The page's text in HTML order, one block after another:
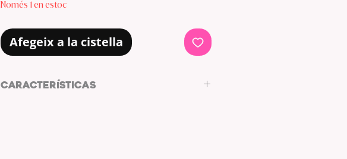
Només 1 en estoc
Afegeix a la cistella
CARACTERÍSTICAS